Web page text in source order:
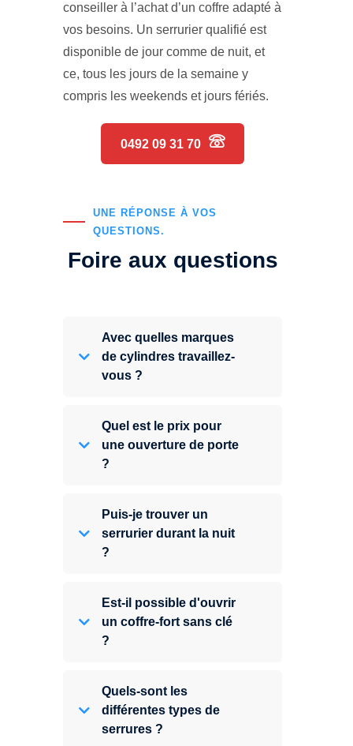
conseiller à l’achat d’un coffre adapté à
vos besoins. Un serrurier qualifié est
disponible de jour comme de nuit, et
ce, tous les jours de la semaine y
compris les weekends et jours fériés.
0492 09 31 70
UNE RÉPONSE À VOS
QUESTIONS.
Foire aux questions
Avec quelles marques
de cylindres travaillez-
vous ?
Quel est le prix pour
une ouverture de porte
?
Puis-je trouver un
serrurier durant la nuit
?
Est-il possible d'ouvrir
un coffre-fort sans clé
?
Quels-sont les
différentes types de
serrures ?